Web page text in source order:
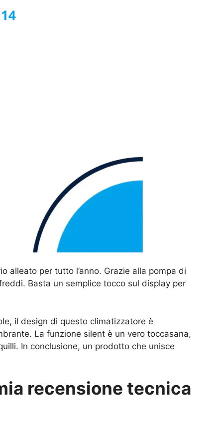
alleato per tutto l’anno. Grazie alla pompa di
Basta un semplice tocco sul display per
il design di questo climatizzatore è
La funzione silent è un vero toccasana,
In conclusione, un prodotto che unisce
recensione tecnica